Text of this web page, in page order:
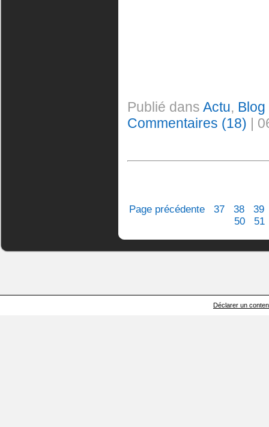
Publié dans Actu, Blog
Commentaires (18) |
Page précédente 37 38
39
50
51
Déclarer un